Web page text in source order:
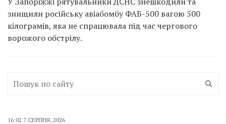
знищили російську авіабомбу ФАБ-500 вагою 500
кілограмів, яка не спрацювала під час чергового
ворожого обстрілу.
16:02 7 СЕРПНЯ, 2026